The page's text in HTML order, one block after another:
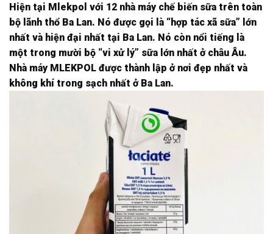
Hiện tại Mlekpol với 12 nhà máy chế biến sữa trên toàn
bộ lãnh thổ Ba Lan. Nó được gọi là “hợp tác xã sữa” lớn
nhất và hiện đại nhất tại Ba Lan. Nó còn nổi tiếng là
một trong mười bộ “vi xử lý” sữa lớn nhất ở châu Âu.
Nhà máy MLEKPOL được thành lập ở nơi đẹp nhất và
không khí trong sạch nhất ở Ba Lan.